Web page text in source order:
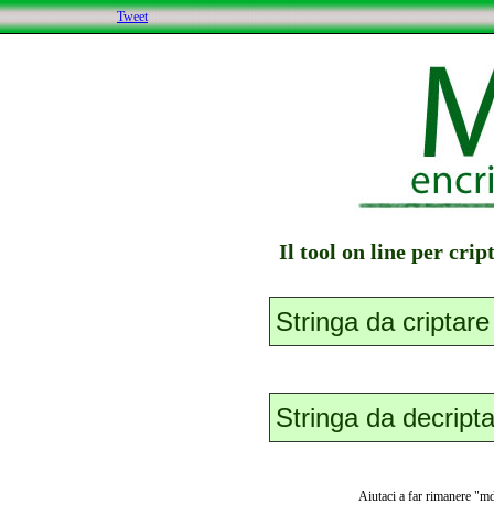
Tweet
Il tool on line per
Aiutaci a far rimanere